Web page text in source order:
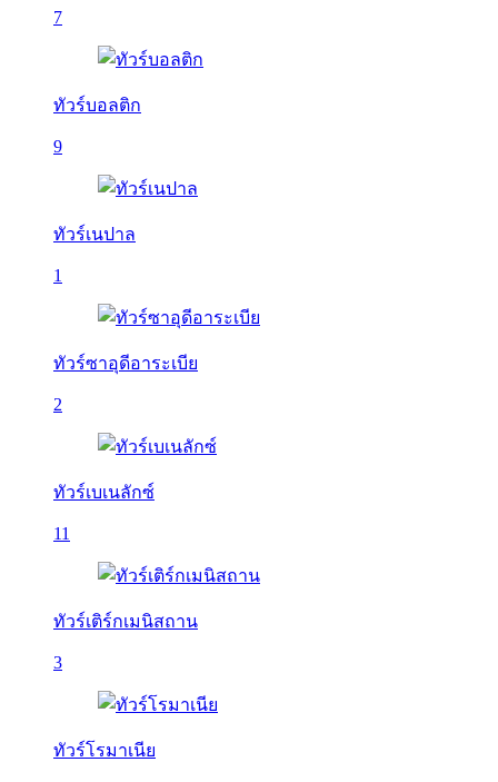
7
ทัวร์บอลติก
9
ทัวร์เนปาล
1
ทัวร์ซาอุดีอาระเบีย
2
ทัวร์เบเนลักซ์
11
ทัวร์เติร์กเมนิสถาน
3
ทัวร์โรมาเนีย